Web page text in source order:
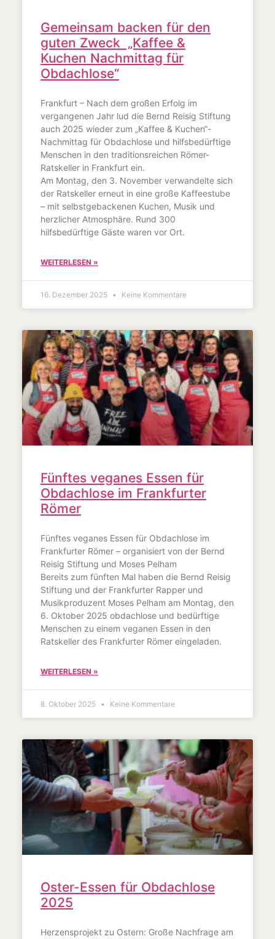
Gemeinsam backen für den
guten Zweck „Kaffee &
Kuchen Nachmittag für
Obdachlose“
Frankfurt – Nach dem großen Erfolg im
vergangenen Jahr lud die Bernd Reisig Stiftung
auch 2025 wieder zum „Kaffee & Kuchen“-
Nachmittag für Obdachlose und hilfsbedürftige
Menschen in den traditionsreichen Römer-
Ratskeller in Frankfurt ein.
Am Montag, den 3. November verwandelte sich
der Ratskeller erneut in eine große Kaffeestube
– mit selbstgebackenen Kuchen, Musik und
herzlicher Atmosphäre. Rund 300
hilfsbedürftige Gäste waren vor Ort.
WEITERLESEN »
16. Dezember 2025 Keine Kommentare
Fünftes veganes Essen für
Obdachlose im Frankfurter
Römer
Fünftes veganes Essen für Obdachlose im
Frankfurter Römer – organisiert von der Bernd
Reisig Stiftung und Moses Pelham
Bereits zum fünften Mal haben die Bernd Reisig
Stiftung und der Frankfurter Rapper und
Musikproduzent Moses Pelham am Montag, den
6. Oktober 2025 obdachlose und bedürftige
Menschen zu einem veganen Essen in den
Ratskeller des Frankfurter Römer eingeladen.
WEITERLESEN »
8. Oktober 2025 Keine Kommentare
Oster-Essen für Obdachlose
2025
Herzensprojekt zu Ostern: Große Nachfrage am